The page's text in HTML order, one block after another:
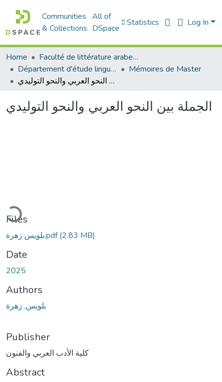
Communities
& Collections
All of
DSpace
Statistics Log In
Home
Faculté de littérature arabe et des arts
Département d'étude linguistique
Mémoires de Master
الجملة بين النحو العربي والنحو التوليدي
الجملة بين النحو العربي والنحو التوليدي
Loading...
Files
بلويس زهرة.pdf(2.83 MB)
Date
2025
Authors
بلويس, زهرة
Publisher
كلية الأدب العربي والفنون
Abstract